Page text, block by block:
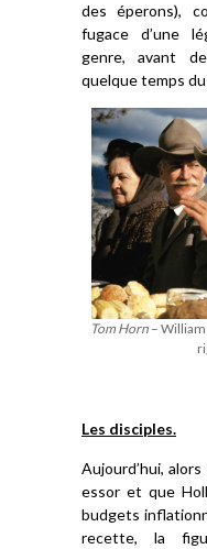
des éperons),
fugace d’une
genre, avant
quelquetemps
Tom Horn– William
Les disciples.
Aujourd’hui,
essor et que
budgets
recette, la